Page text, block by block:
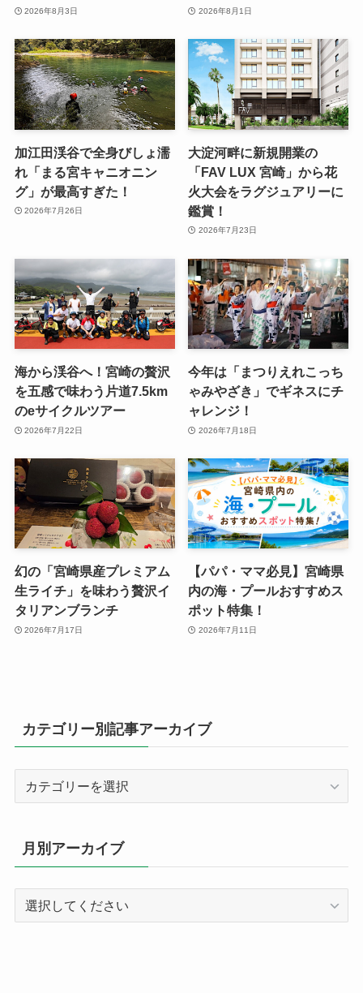
2026年8月3日 2026年8月1日
加江田渓谷で全身びしょ濡
れ「まる宮キャニオニン
グ」が最高すぎた！
2026年7月26日
大淀河畔に新規開業の
「FAV LUX 宮崎」から花
火大会をラグジュアリーに
鑑賞！
2026年7月23日
海から渓谷へ！宮崎の贅沢
を五感で味わう片道7.5km
のeサイクルツアー
2026年7月22日
今年は「まつりえれこっち
ゃみやざき」でギネスにチ
ャレンジ！
2026年7月18日
幻の「宮崎県産プレミアム
生ライチ」を味わう贅沢イ
タリアンブランチ
2026年7月17日
【パパ・ママ必見】宮崎県
内の海・プールおすすめス
ポット特集！
2026年7月11日
カテゴリー別記事アーカイブ
リ
ー
記
事
月別アーカイブ